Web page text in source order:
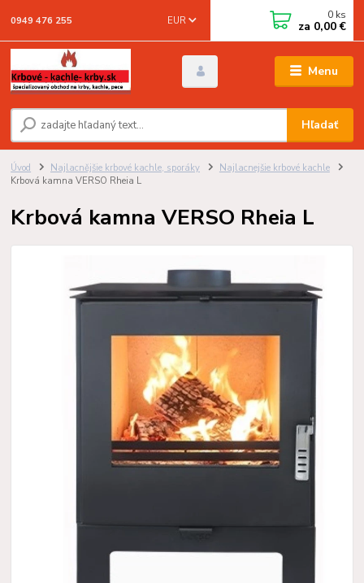
Menu
EUR
Hľadať
0949 476 255 0 ks
za 0,00 €
Úvod Najlacnějšie krbové kachle, sporáky
Najlacnejšie krbové kachle
Krbová kamna VERSO Rheia L
Krbová kamna VERSO Rheia L